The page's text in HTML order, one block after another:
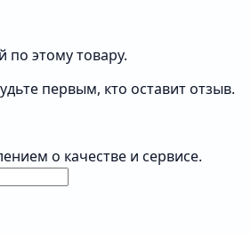
по этому товару.
первым, кто оставит отзыв.
о качестве и сервисе.